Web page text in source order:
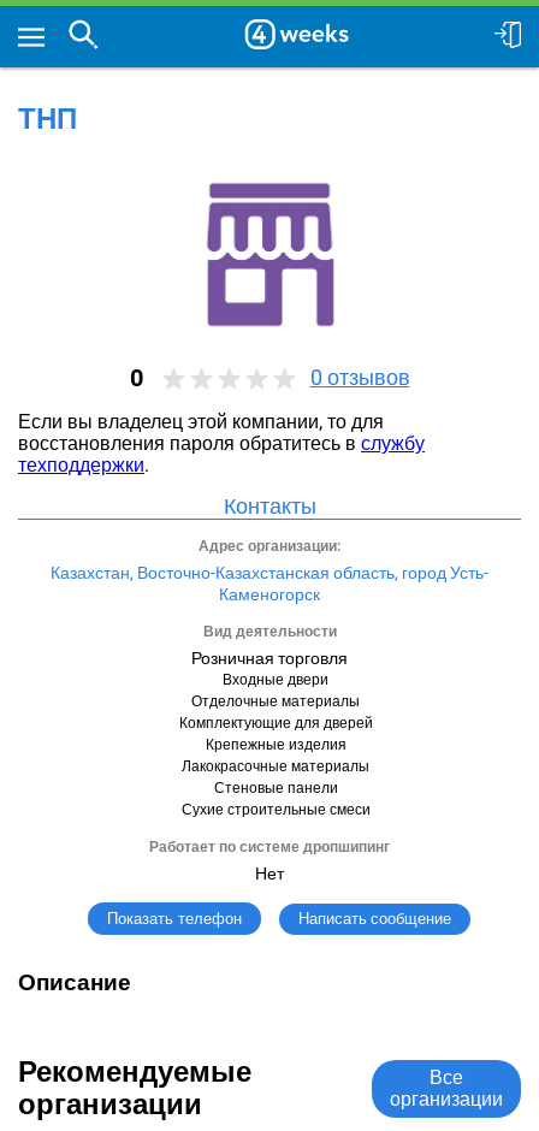
ТНП
0 0 отзывов
Если вы владелец этой компании, то для
восстановления пароля обратитесь в службу
техподдержки.
Контакты
Адрес организации:
Казахстан, Восточно-Казахстанская область, город Усть-
Каменогорск
Вид деятельности
Розничная торговля
Входные двери
Отделочные материалы
Комплектующие для дверей
Крепежные изделия
Лакокрасочные материалы
Стеновые панели
Сухие строительные смеси
Работает по системе дропшипинг
Нет
Показать телефон Написать сообщение
Описание
Рекомендуемые
организации
Все
организации